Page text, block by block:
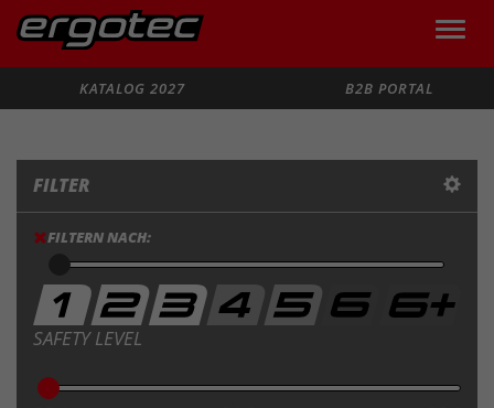
Toggle
KATALOG 2027
B2B PORTAL
FILTER
FILTERN NACH:
SAFETY LEVEL